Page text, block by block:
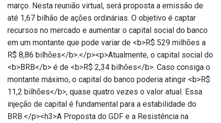
março. Nesta reunião virtual, será proposta a emissão de
até 1,67 bilhão de ações ordinárias. O objetivo é captar
recursos no mercado e aumentar o capital social do banco
em um montante que pode variar de <b>R$ 529 milhões a
R$ 8,86 bilhões</b>.</p><p>Atualmente, o capital social do
<b>BRB</b> é de <b>R$ 2,34 bilhões</b>. Caso consiga o
montante máximo, o capital do banco poderia atingir <b>R$
11,2 bilhões</b>, quase quatro vezes o valor atual. Essa
injeção de capital é fundamental para a estabilidade do
BRB.</p><h3>A Proposta do GDF e a Resistência na